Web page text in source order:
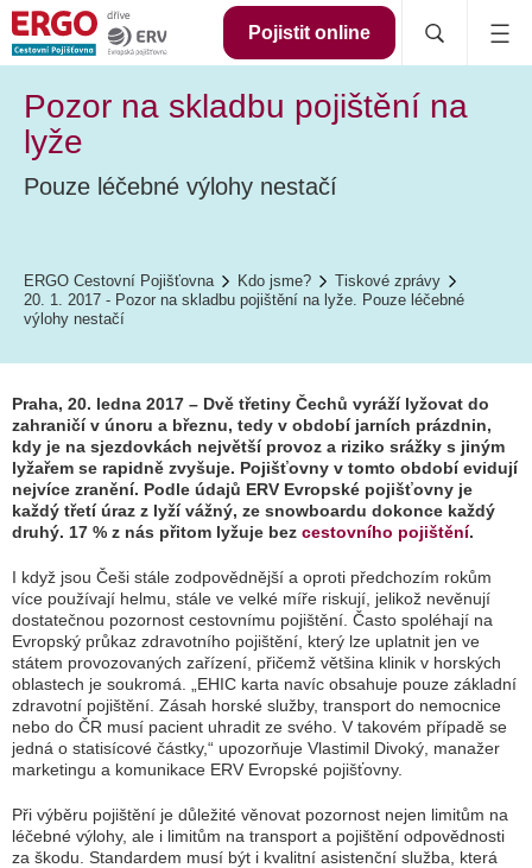
Pojistit online
Pozor na skladbu pojištění na
lyže
Pouze léčebné výlohy nestačí
ERGO Cestovní Pojišťovna Kdo jsme?
Tiskové zprávy
20. 1. 2017 - Pozor na skladbu pojištění na lyže. Pouze léčebné
výlohy nestačí
Praha, 20. ledna 2017 – Dvě třetiny Čechů vyráží lyžovat do
zahraničí v únoru a březnu, tedy v období jarních prázdnin,
kdy je na sjezdovkách největší provoz a riziko srážky s jiným
lyžařem se rapidně zvyšuje. Pojišťovny v tomto období evidují
nejvíce zranění. Podle údajů ERV Evropské pojišťovny je
každý třetí úraz z lyží vážný, ze snowboardu dokonce každý
druhý. 17 % z nás přitom lyžuje bez cestovního pojištění.
I když jsou Češi stále zodpovědnější a oproti předchozím rokům
více používají helmu, stále ve velké míře riskují, jelikož nevěnují
dostatečnou pozornost cestovnímu pojištění. Často spoléhají na
Evropský průkaz zdravotního pojištění, který lze uplatnit jen ve
státem provozovaných zařízení, přičemž většina klinik v horských
oblastech je soukromá.
„EHIC karta navíc obsahuje pouze základní
zdravotní pojištění. Zásah horské služby, transport do nemocnice
nebo do ČR musí pacient uhradit ze svého. V takovém případě se
jedná o statisícové částky,“ upozorňuje Vlastimil Divoký, manažer
marketingu a komunikace ERV Evropské pojišťovny.
Při výběru pojištění je důležité věnovat pozornost nejen limitům na
léčebné výlohy, ale i limitům na transport a pojištění odpovědnosti
za škodu. Standardem musí být i kvalitní asistenční služba, která